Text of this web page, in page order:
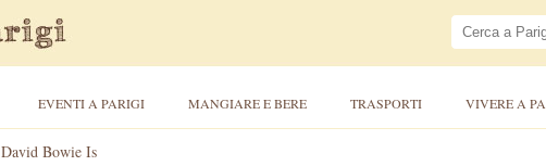
EVENTI A PARIGI MANGIARE E BERE TRASPORTI VIVERE A
David Bowie Is